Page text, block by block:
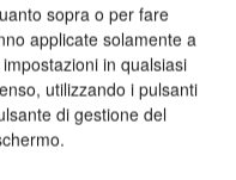
sopra o per fare
applicate solamente a
in qualsiasi
utilizzando i pulsanti
di gestione del